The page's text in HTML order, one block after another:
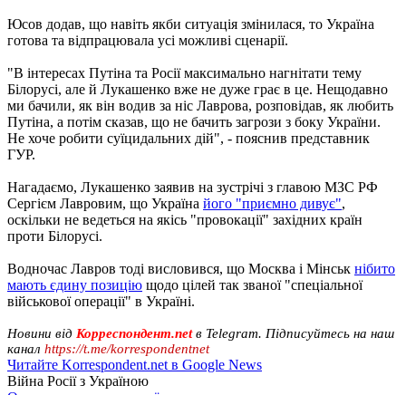
Юсов додав, що навіть якби ситуація змінилася, то Україна
готова та відпрацювала усі можливі сценарії.
"В інтересах Путіна та Росії максимально нагнітати тему
Білорусі, але й Лукашенко вже не дуже грає в це. Нещодавно
ми бачили, як він водив за ніс Лаврова, розповідав, як любить
Путіна, а потім сказав, що не бачить загрози з боку України.
Не хоче робити суїцидальних дій", - пояснив представник
ГУР.
Нагадаємо, Лукашенко заявив на зустрічі з главою МЗС РФ
Сергієм Лавровим, що Україна його "приємно дивує",
оскільки не ведеться на якісь "провокації" західних країн
проти Білорусі.
Водночас Лавров тоді висловився, що Москва і Мінськ нібито
мають єдину позицію щодо цілей так званої "спеціальної
військової операції" в Україні.
Новини від Корреспондент.netв Telegram. Підписуйтесь на наш
канал https://t.me/korrespondentnet
Читайте Korrespondent.net в Google News
Війна Росії з Україною